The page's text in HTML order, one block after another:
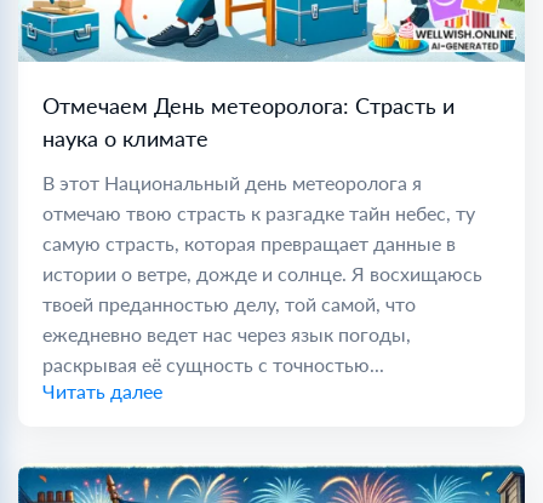
Отмечаем День метеоролога: Страсть и
наука о климате
В этот Национальный день метеоролога я
отмечаю твою страсть к разгадке тайн небес, ту
самую страсть, которая превращает данные в
истории о ветре, дожде и солнце. Я восхищаюсь
твоей преданностью делу, той самой, что
ежедневно ведет нас через язык погоды,
раскрывая её сущность с точностью...
Читать далее